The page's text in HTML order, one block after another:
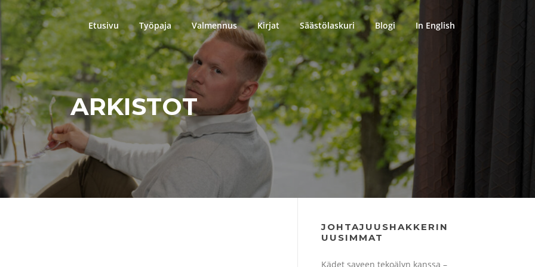
Etusivu Työpaja Valmennus Kirjat Säästölaskuri Blogi In English
ARKISTOT
JOHTAJUUSHAKKERIN
UUSIMMAT
Kädet saveen tekoälyn kanssa –